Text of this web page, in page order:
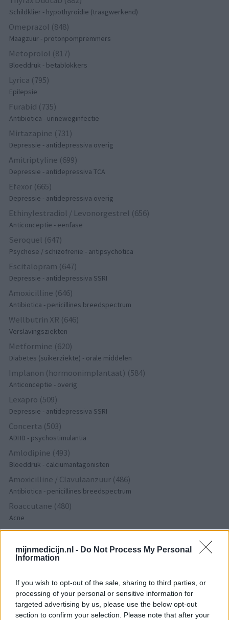
mijnmedicijn.nl - Do Not Process My Personal
Information
If you wish to opt-out of the sale, sharing to third parties, or
processing of your personal or sensitive information for
targeted advertising by us, please use the below opt-out
section to confirm your selection. Please note that after your
Schildklier - hypothyroidie (traagwerkend)
Omeprazol (848)
Maagzuur - protonpompremmers
Metoprolol (817)
Bloeddruk - betablokkers
Lyrica (795)
Epilepsie
Furabid (735)
Antibiotica - urineweginfectie
Mirtazapine (731)
Depressie - antidepressiva overig
Amitriptyline (699)
Depressie - antidepressiva TCA
Efexor (665)
Depressie - antidepressiva overig
Ethinylestradiol / Levonorgestrel (656)
Anticonceptie - eenfase
Seroquel (647)
Psychose / schizofrenie - antipsychotica
Escitalopram (647)
Depressie - antidepressiva SSRI
Amoxicilline (646)
Antibiotica - penicillines breedspectrum
Wellbutrin XR (646)
Verslavingsziekten
Metformine (620)
Diabetes (suikerziekte) - orale middelen
Implanon (hormoonimplantaat) (584)
Anticonceptie - overig
Lexapro (509)
Depressie - antidepressiva SSRI
Concerta (503)
ADHD - psychostimulantia
Amlodipine (493)
Bloeddruk - calciumantagonisten
Amoxicilline / Clavulaanzuur (486)
Antibiotica - penicillines breedspectrum
Roaccutane (480)
Acne
Dexamfetamine (446)
ADHD - psychostimulantia
Euthyrox (436)
De reviews op deze pagina zijn door de gebruikers
gegenereerd en vervolgens gelezen en aangepast alvorens